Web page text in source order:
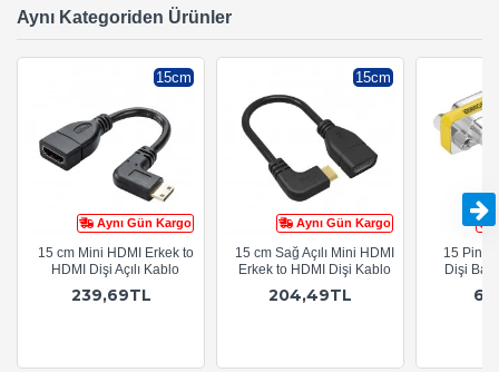
Aynı Kategoriden Ürünler
Aynı Gün Kargo
15cm
15 cm Mini HDMI Erkek to
HDMI Dişi Açılı Kablo
239,69TL
Aynı Gün Kargo
15cm
15 cm Sağ Açılı Mini HDMI
Erkek to HDMI Dişi Kablo
204,49TL
15 Pin
Dişi